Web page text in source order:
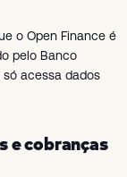
o Open Finance é
pelo Banco
só acessa dados
e cobranças